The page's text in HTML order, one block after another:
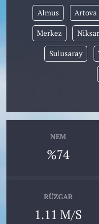
Almus Artova
Merkez Niksar
Sulusaray
NEM
%74
RÜZGAR
1.11 M/S